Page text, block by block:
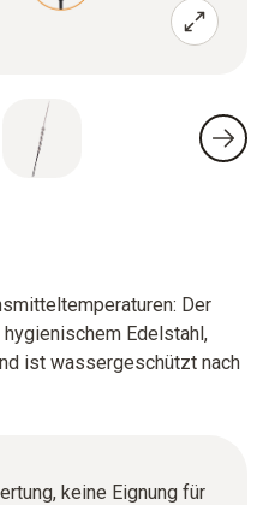
Der
Edelstahl,
ist wassergeschützt nach
keine Eignung für